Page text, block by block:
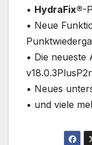
• HydraFix®-
• Neue
• Die neueste
• Neues
• und viele